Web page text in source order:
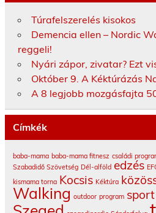
Túrafelszerelés kisokos
Demencia ellen – Nordic
reggeli!
Nyári zápor, zivatar? Ezt
Október 9. A Kéktúrázás
A 8 legjobb mozgásfajta
Címkék
baba-mama baba-mama fitnesz családi
Szabadidő Szövetség Dél-alföld edzés
kismama torna Kocsis Kéktúra
Walking outdoor program sport